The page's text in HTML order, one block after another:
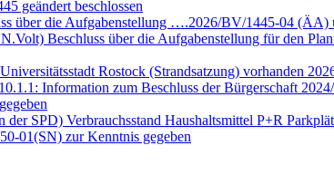
geändert beschlossen
über die Aufgabenstellung ….2026/BV/1445-04 (ÄA)
Beschluss über die Aufgabenstellung für den
Rostock (Strandsatzung) vorhanden
Information zum Beschluss der Bürgerschaft
SPD) Verbrauchsstand Haushaltsmittel P+R
01(SN) zur Kenntnis gegeben